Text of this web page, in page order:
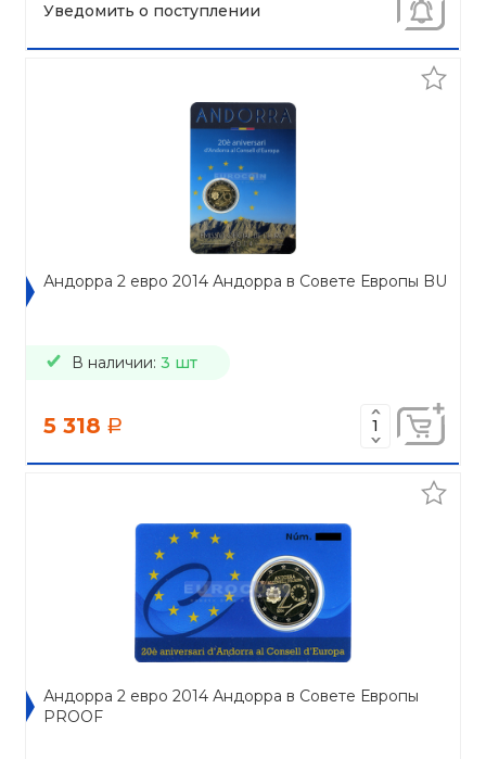
Уведомить о поступлении
Андорра 2 евро 2014 Андорра в Совете Европы BU
В наличии: 3 шт
5 318 a
Андорра 2 евро 2014 Андорра в Совете Европы
PROOF